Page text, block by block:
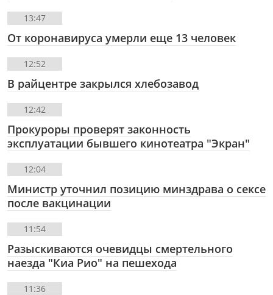
13:47
От коронавируса умерли еще 13 человек
12:52
В райцентре закрылся хлебозавод
12:42
Прокуроры проверят законность
эксплуатации бывшего кинотеатра "Экран"
12:04
Министр уточнил позицию минздрава о сексе
после вакцинации
11:54
Разыскиваются очевидцы смертельного
наезда "Киа Рио" на пешехода
11:36